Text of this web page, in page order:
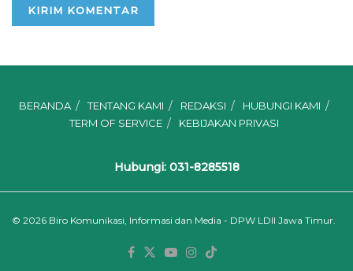
BERANDA TENTANG KAMI REDAKSI
HUBUNGI KAMI
TERM OF SERVICE
KEBIJAKAN PRIVASI
Hubungi: 031-8285518
© 2026 Biro Komunikasi, Informasi dan Media - DPW LDII Jawa Timur.